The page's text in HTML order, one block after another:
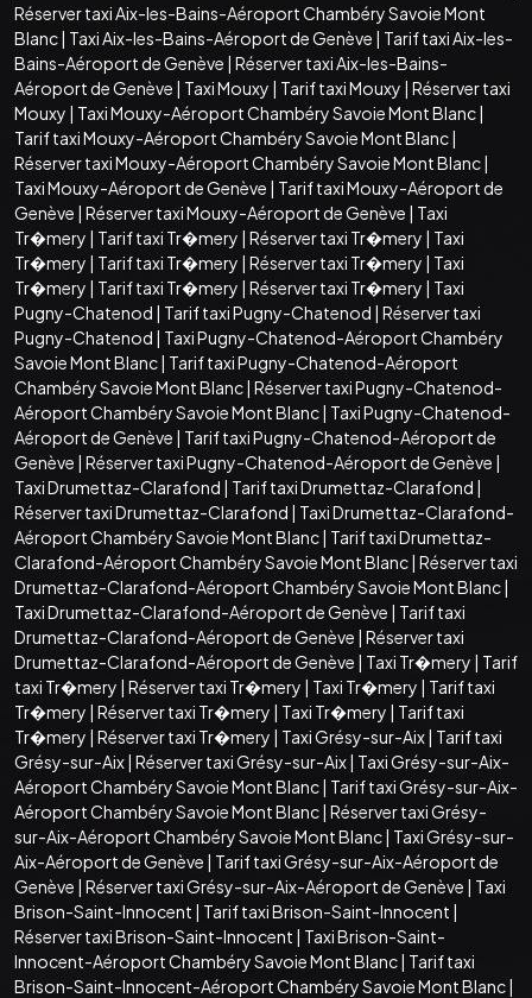
Réserver taxi Aix-les-Bains-Aéroport Chambéry Savoie Mont
Blanc| Taxi Aix-les-Bains-Aéroport de Genève | Tarif taxi Aix-les-
Bains-Aéroport de Genève | Réserver taxi Aix-les-Bains-
Aéroport de Genève | Taxi Mouxy | Tarif taxi Mouxy | Réserver taxi
Mouxy | Taxi Mouxy-Aéroport Chambéry Savoie Mont Blanc|
Tarif taxi Mouxy-Aéroport Chambéry Savoie Mont Blanc|
Réserver taxi Mouxy-Aéroport Chambéry Savoie Mont Blanc|
Taxi Mouxy-Aéroport de Genève | Tarif taxi Mouxy-Aéroport de
Genève | Réserver taxi Mouxy-Aéroport de Genève | Taxi
Tr�mery | Tarif taxi Tr�mery | Réserver taxi Tr�mery | Taxi
Tr�mery | Tarif taxi Tr�mery | Réserver taxi Tr�mery | Taxi
Tr�mery | Tarif taxi Tr�mery | Réserver taxi Tr�mery | Taxi
Pugny-Chatenod | Tarif taxi Pugny-Chatenod | Réserver taxi
Pugny-Chatenod | Taxi Pugny-Chatenod-Aéroport Chambéry
Savoie Mont Blanc| Tarif taxi Pugny-Chatenod-Aéroport
Chambéry Savoie Mont Blanc| Réserver taxi Pugny-Chatenod-
Aéroport Chambéry Savoie Mont Blanc| Taxi Pugny-Chatenod-
Aéroport de Genève | Tarif taxi Pugny-Chatenod-Aéroport de
Genève | Réserver taxi Pugny-Chatenod-Aéroport de Genève |
Taxi Drumettaz-Clarafond | Tarif taxi Drumettaz-Clarafond |
Réserver taxi Drumettaz-Clarafond | Taxi Drumettaz-Clarafond-
Aéroport Chambéry Savoie Mont Blanc| Tarif taxi Drumettaz-
Clarafond-Aéroport Chambéry Savoie Mont Blanc| Réserver taxi
Drumettaz-Clarafond-Aéroport Chambéry Savoie Mont Blanc|
Taxi Drumettaz-Clarafond-Aéroport de Genève | Tarif taxi
Drumettaz-Clarafond-Aéroport de Genève | Réserver taxi
Drumettaz-Clarafond-Aéroport de Genève | Taxi Tr�mery | Tarif
taxi Tr�mery | Réserver taxi Tr�mery | Taxi Tr�mery | Tarif taxi
Tr�mery | Réserver taxi Tr�mery | Taxi Tr�mery | Tarif taxi
Tr�mery | Réserver taxi Tr�mery | Taxi Grésy-sur-Aix| Tarif taxi
Grésy-sur-Aix| Réserver taxi Grésy-sur-Aix| Taxi Grésy-sur-Aix-
Aéroport Chambéry Savoie Mont Blanc| Tarif taxi Grésy-sur-Aix-
Aéroport Chambéry Savoie Mont Blanc| Réserver taxi Grésy-
sur-Aix-Aéroport Chambéry Savoie Mont Blanc| Taxi Grésy-sur-
Aix-Aéroport de Genève | Tarif taxi Grésy-sur-Aix-Aéroport de
Genève | Réserver taxi Grésy-sur-Aix-Aéroport de Genève | Taxi
Brison-Saint-Innocent | Tarif taxi Brison-Saint-Innocent |
Réserver taxi Brison-Saint-Innocent | Taxi Brison-Saint-
Innocent-Aéroport Chambéry Savoie Mont Blanc| Tarif taxi
Brison-Saint-Innocent-Aéroport Chambéry Savoie Mont Blanc|